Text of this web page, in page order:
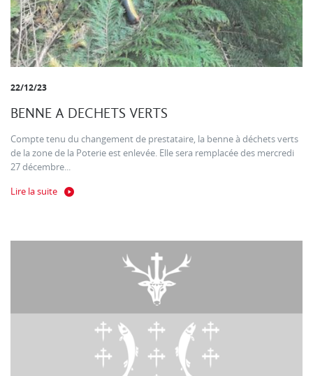
22/12/23
BENNE A DECHETS VERTS
Compte tenu du changement de prestataire, la benne à déchets verts
de la zone de la Poterie est enlevée. Elle sera remplacée des mercredi
27 décembre...
Lire la suite